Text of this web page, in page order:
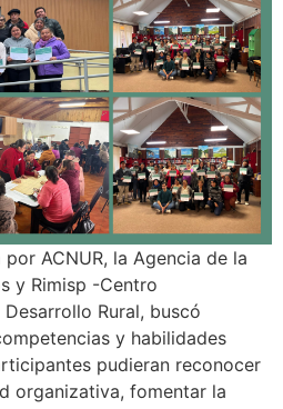
ACNUR, la Agencia de la
y Rimisp -Centro
Rural, buscó
y habilidades
pudieran reconocer
organizativa, fomentar la